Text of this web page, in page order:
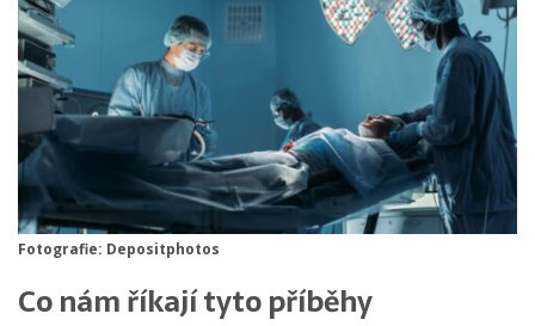
Fotografie: Depositphotos
Co nám říkají tyto příběhy